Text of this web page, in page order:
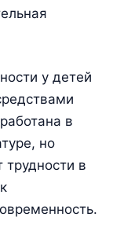
у детей
в
но
трудности в